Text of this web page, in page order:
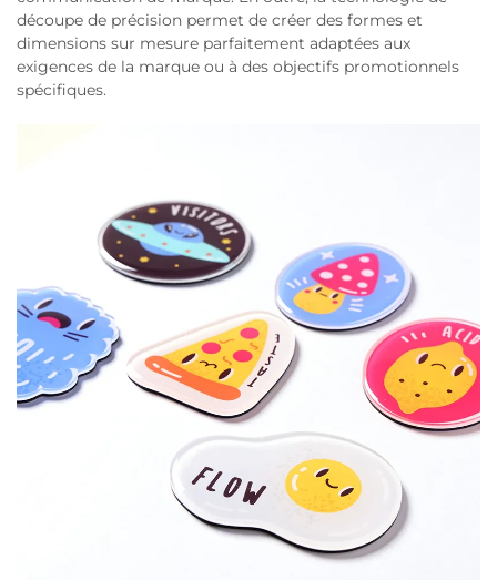
découpe de précision permet de créer des formes et
dimensions sur mesure parfaitement adaptées aux
exigences de la marque ou à des objectifs promotionnels
spécifiques.